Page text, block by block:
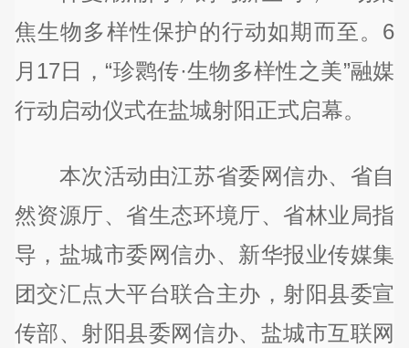
焦生物多样性保护的行动如期而至。6
月17日，“珍鹮传·生物多样性之美”融媒
行动启动仪式在盐城射阳正式启幕。
本次活动由江苏省委网信办、省自
然资源厅、省生态环境厅、省林业局指
导，盐城市委网信办、新华报业传媒集
团交汇点大平台联合主办，射阳县委宣
传部、射阳县委网信办、盐城市互联网